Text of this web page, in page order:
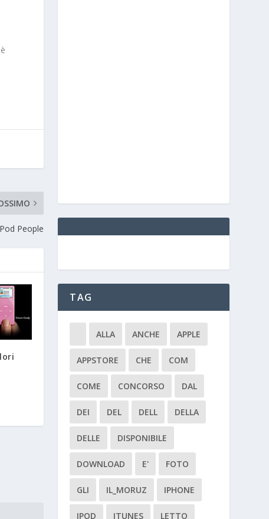
People
TAG
ALLA ANCHE APPLE
APPSTORE CHE COM
COME CONCORSO DAL
DEI DEL DELL DELLA
DELLE DISPONIBILE
DOWNLOAD E' FOTO
GLI IL_MORUZ IPHONE
IPOD ITUNES LETTO